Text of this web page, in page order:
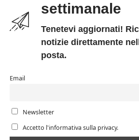
settimanale
Tenetevi aggiornati!
notizie direttamente
posta.
Email
Newsletter
Accetto l'informativa sulla privacy.